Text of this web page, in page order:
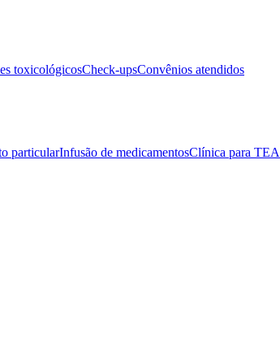
toxicológicosCheck-upsConvênios atendidos
particularInfusão de medicamentosClínica para TEA